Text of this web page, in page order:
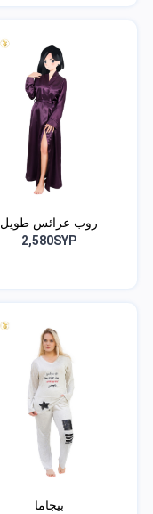
روب عرائس طويل
2,580SYP
بيجاما